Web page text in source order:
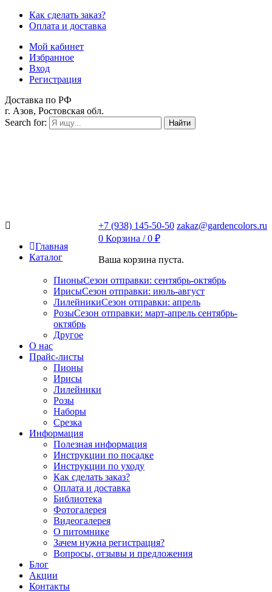
Как сделать заказ?
Оплата и доставка
Мой кабинет
Избранное
Вход
Регистрация
Доставка по РФ
г. Азов, Ростовская обл.
Search for:
Найти
+7 (938) 145-50-50 zakaz@gardencolors.ru
0 Корзина /0 ₽
Ваша корзина пуста.
Главная
Каталог
ПионыСезон отправки: сентябрь-октябрь
ИрисыСезон отправки: июль-август
ЛилейникиСезон отправки: апрель
РозыСезон отправки: март-апрель сентябрь-
октябрь
Другое
О нас
Прайс-листы
Пионы
Ирисы
Лилейники
Розы
Наборы
Срезка
Информация
Полезная информация
Инструкции по посадке
Инструкции по уходу
Как сделать заказ?
Оплата и доставка
Библиотека
Фотогалерея
Видеогалерея
О питомнике
Зачем нужна регистрация?
Вопросы, отзывы и предложения
Блог
Акции
Контакты